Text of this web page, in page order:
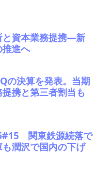
と資本業務提携―新
進へ
の決算を発表。当期
携と第三者割当も
関東鉄源続落で
潤沢で国内の下げ